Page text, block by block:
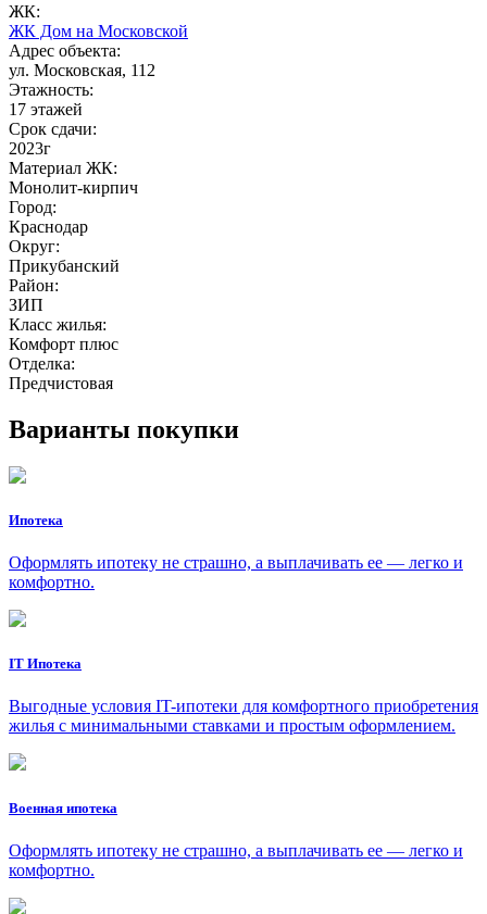
ЖК:
ЖК Дом на Московской
Адрес объекта:
ул. Московская, 112
Этажность:
17 этажей
Срок сдачи:
2023г
Материал ЖК:
Монолит-кирпич
Город:
Краснодар
Округ:
Прикубанский
Район:
ЗИП
Класс жилья:
Комфорт плюс
Отделка:
Предчистовая
Варианты покупки
Ипотека
Оформлять ипотеку не страшно, а выплачивать ее — легко и
комфортно.
IT Ипотека
Выгодные условия IT-ипотеки для комфортного приобретения
жилья с минимальными ставками и простым оформлением.
Военная ипотека
Оформлять ипотеку не страшно, а выплачивать ее — легко и
комфортно.